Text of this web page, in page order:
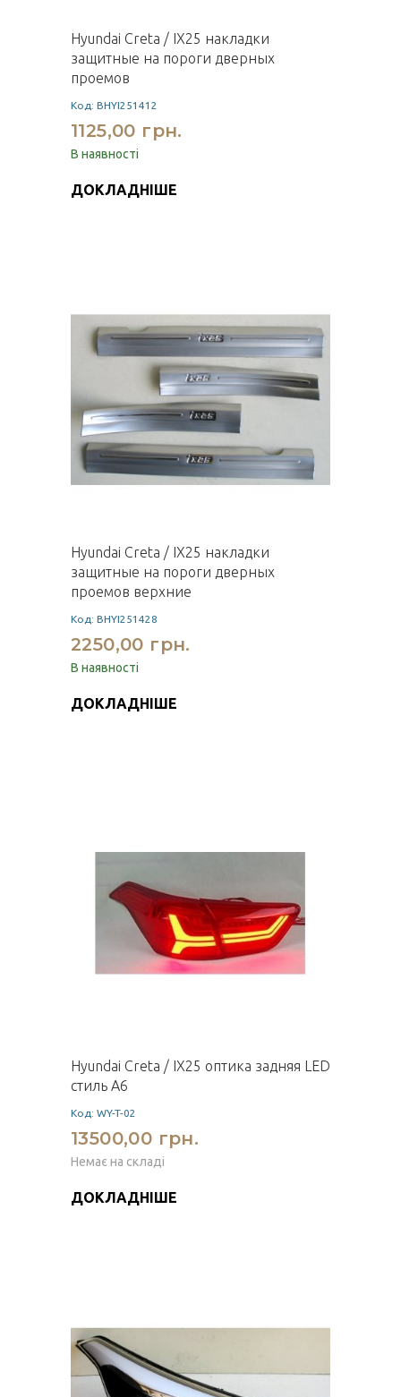
Hyundai Creta / IX25 накладки
защитные на пороги дверных
проемов
Код: BHYI251412
1125,00 грн.
В наявності
ДОКЛАДНІШЕ
Hyundai Creta / IX25 накладки
защитные на пороги дверных
проемов верхние
Код: BHYI251428
2250,00 грн.
В наявності
ДОКЛАДНІШЕ
Hyundai Creta / IX25 оптика задняя LED
стиль A6
Код: WY-T-02
13500,00 грн.
Немає на складі
ДОКЛАДНІШЕ